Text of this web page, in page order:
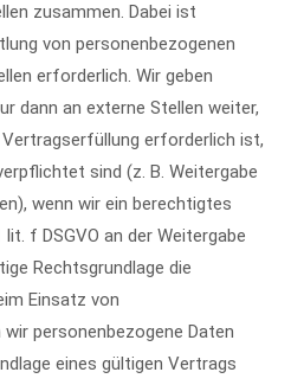
zusammen. Dabei ist
von personenbezogenen
erforderlich. Wir geben
dann an externe Stellen weiter,
erforderlich ist,
sind (z. B. Weitergabe
wenn wir ein berechtigtes
f DSGVO an der Weitergabe
Rechtsgrundlage die
Einsatz von
personenbezogene Daten
eines gültigen Vertrags